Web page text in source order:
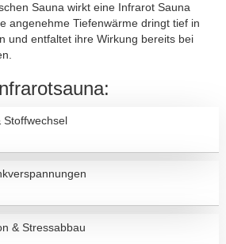
Sauna wirkt eine Infrarot Sauna
angenehme Tiefenwärme dringt tief in
und entfaltet ihre Wirkung bereits bei
Stoffwechsel
& Stressabbau